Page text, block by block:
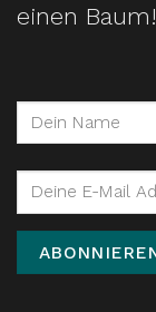
einen Baum!